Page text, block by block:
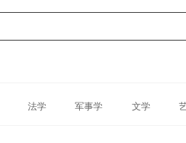
法学 军事学 文学